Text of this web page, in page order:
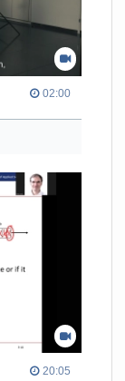
02:00
20:05